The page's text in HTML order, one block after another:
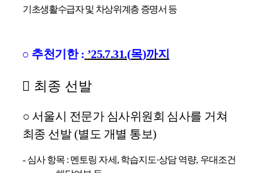
기초생활수급자 및 차상위계층 증명서 등
○ 추천기한: ’25.7.31.(목)까지
󰏚 최종 선발
○ 서울시 전문가 심사위원회 심사를 거쳐
최종 선발(별도 개별 통보)
- 심사 항목 : 멘토링 자세 , 학습지도·상담 역량, 우대조건